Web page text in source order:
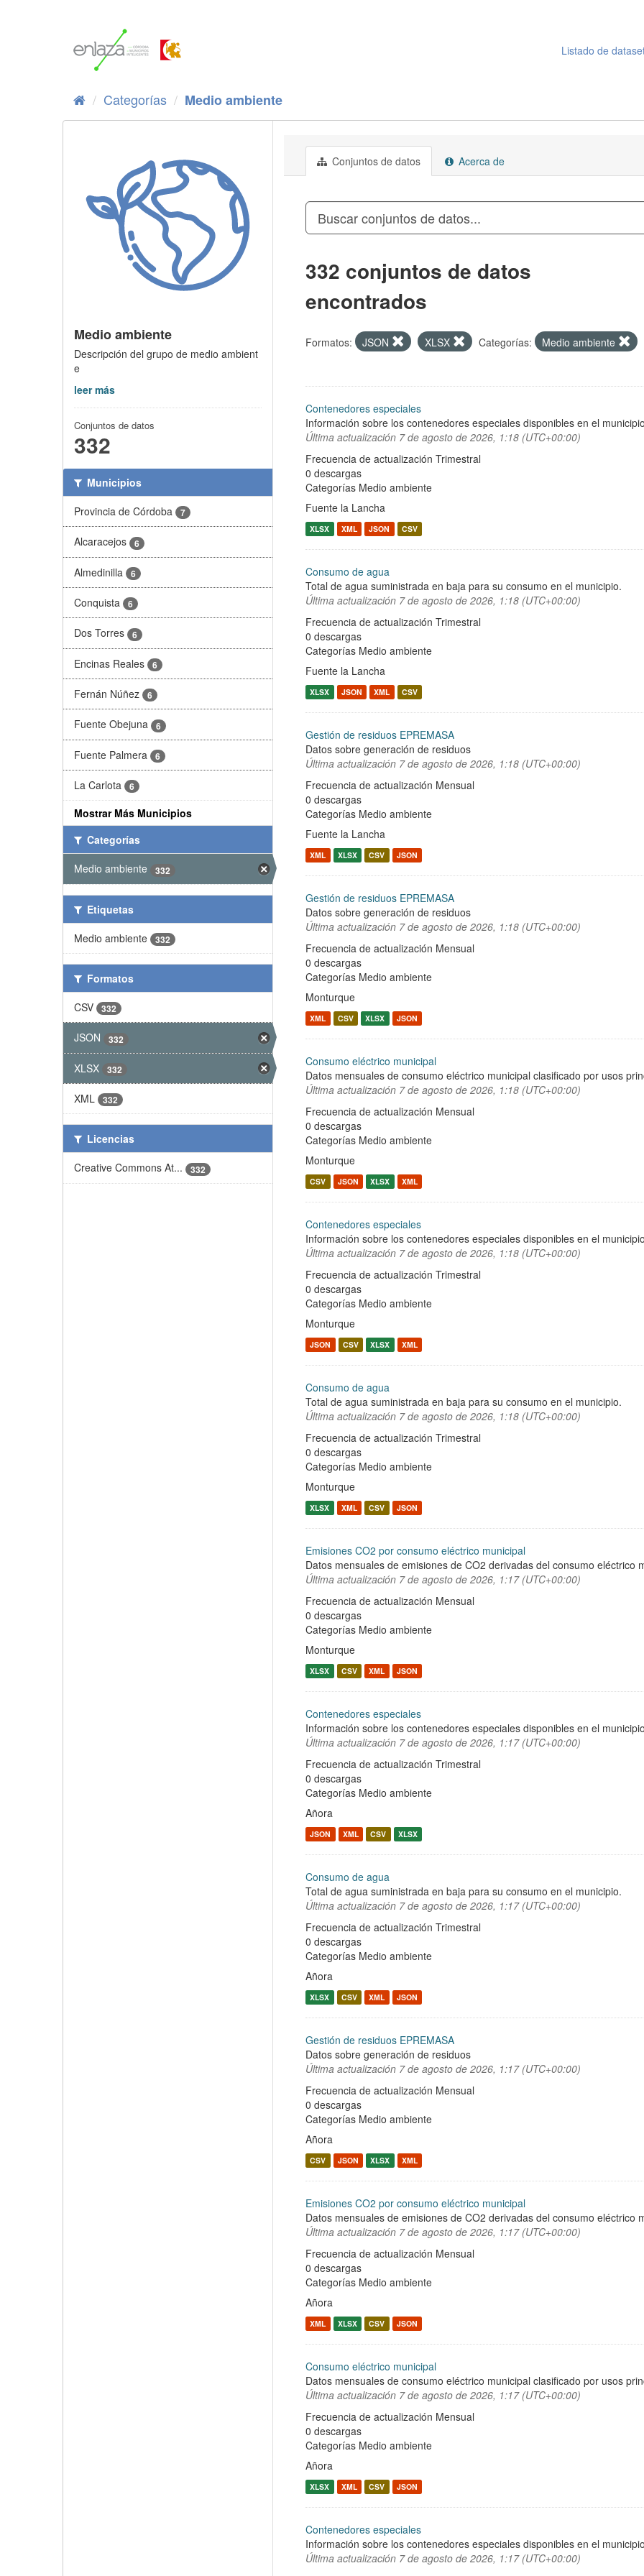
Listado de
Categorías Medio ambiente
Medio ambiente
Descripción del grupo de medio ambient
e
leer más
Conjuntos de datos
332
Municipios
Provincia de Córdoba
7
Alcaracejos 6
Almedinilla 6
Conquista 6
Dos Torres 6
Encinas Reales 6
Fernán Núñez 6
Fuente Obejuna 6
Fuente Palmera 6
La Carlota 6
Mostrar Más Municipios
Categorías
Medio ambiente
332
Etiquetas
Medio ambiente
332
Formatos
CSV
332
JSON 332
XLSX 332
XML 332
Licencias
Creative Commons At...
332
Conjuntos de datos Acerca de
332 conjuntos de datos
encontrados
Formatos: JSON XLSX Categorías: Medio ambiente
Contenedores especiales
Información sobre los contenedores especiales disponibles en el
Última actualización 7 de agosto de 2026, 1:18 (UTC+00:00)
Frecuencia de actualización Trimestral
0 descargas
Categorías Medio ambiente
Fuente la Lancha
XLSX XML JSON CSV
Consumo de agua
Total de agua suministrada en baja para su consumo en el municipio.
Última actualización 7 de agosto de 2026, 1:18 (UTC+00:00)
Frecuencia de actualización Trimestral
0 descargas
Categorías Medio ambiente
Fuente la Lancha
XLSX JSON XML CSV
Gestión de residuos EPREMASA
Datos sobre generación de residuos
Última actualización 7 de agosto de 2026, 1:18 (UTC+00:00)
Frecuencia de actualización Mensual
0 descargas
Categorías Medio ambiente
Fuente la Lancha
XML XLSX CSV JSON
Gestión de residuos EPREMASA
Datos sobre generación de residuos
Última actualización 7 de agosto de 2026, 1:18 (UTC+00:00)
Frecuencia de actualización Mensual
0 descargas
Categorías Medio ambiente
Monturque
XML CSV XLSX JSON
Consumo eléctrico municipal
Datos mensuales de consumo eléctrico municipal clasificado por usos
Última actualización 7 de agosto de 2026, 1:18 (UTC+00:00)
Frecuencia de actualización Mensual
0 descargas
Categorías Medio ambiente
Monturque
CSV JSON XLSX XML
Contenedores especiales
Información sobre los contenedores especiales disponibles en el
Última actualización 7 de agosto de 2026, 1:18 (UTC+00:00)
Frecuencia de actualización Trimestral
0 descargas
Categorías Medio ambiente
Monturque
JSON CSV XLSX XML
Consumo de agua
Total de agua suministrada en baja para su consumo en el municipio.
Última actualización 7 de agosto de 2026, 1:18 (UTC+00:00)
Frecuencia de actualización Trimestral
0 descargas
Categorías Medio ambiente
Monturque
XLSX XML CSV JSON
Emisiones CO2 por consumo eléctrico municipal
Datos mensuales de emisiones de CO2 derivadas del consumo eléctrico
Última actualización 7 de agosto de 2026, 1:17 (UTC+00:00)
Frecuencia de actualización Mensual
0 descargas
Categorías Medio ambiente
Monturque
XLSX CSV XML JSON
Contenedores especiales
Información sobre los contenedores especiales disponibles en el
Última actualización 7 de agosto de 2026, 1:17 (UTC+00:00)
Frecuencia de actualización Trimestral
0 descargas
Categorías Medio ambiente
Añora
JSON XML CSV XLSX
Consumo de agua
Total de agua suministrada en baja para su consumo en el municipio.
Última actualización 7 de agosto de 2026, 1:17 (UTC+00:00)
Frecuencia de actualización Trimestral
0 descargas
Categorías Medio ambiente
Añora
XLSX CSV XML JSON
Gestión de residuos EPREMASA
Datos sobre generación de residuos
Última actualización 7 de agosto de 2026, 1:17 (UTC+00:00)
Frecuencia de actualización Mensual
0 descargas
Categorías Medio ambiente
Añora
CSV JSON XLSX XML
Emisiones CO2 por consumo eléctrico municipal
Datos mensuales de emisiones de CO2 derivadas del consumo eléctrico
Última actualización 7 de agosto de 2026, 1:17 (UTC+00:00)
Frecuencia de actualización Mensual
0 descargas
Categorías Medio ambiente
Añora
XML XLSX CSV JSON
Consumo eléctrico municipal
Datos mensuales de consumo eléctrico municipal clasificado por usos
Última actualización 7 de agosto de 2026, 1:17 (UTC+00:00)
Frecuencia de actualización Mensual
0 descargas
Categorías Medio ambiente
Añora
XLSX XML CSV JSON
Contenedores especiales
Información sobre los contenedores especiales disponibles en el
Última actualización 7 de agosto de 2026, 1:17 (UTC+00:00)